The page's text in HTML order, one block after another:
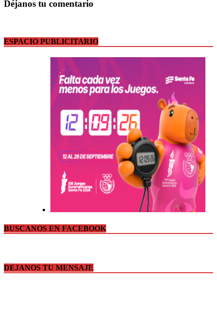
Déjanos tu comentario
ESPACIO PUBLICITARIO
BUSCANOS EN FACEBOOK
DEJANOS TU MENSAJE